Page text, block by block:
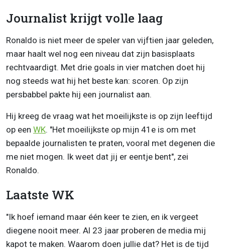
Journalist krijgt volle laag
Ronaldo is niet meer de speler van vijftien jaar geleden,
maar haalt wel nog een niveau dat zijn basisplaats
rechtvaardigt. Met drie goals in vier matchen doet hij
nog steeds wat hij het beste kan: scoren. Op zijn
persbabbel pakte hij een journalist aan.
Hij kreeg de vraag wat het moeilijkste is op zijn leeftijd
op een WK. "Het moeilijkste op mijn 41e is om met
bepaalde journalisten te praten, vooral met degenen die
me niet mogen. Ik weet dat jij er eentje bent", zei
Ronaldo.
Laatste WK
"Ik hoef iemand maar één keer te zien, en ik vergeet
diegene nooit meer. Al 23 jaar proberen de media mij
kapot te maken. Waarom doen jullie dat? Het is de tijd